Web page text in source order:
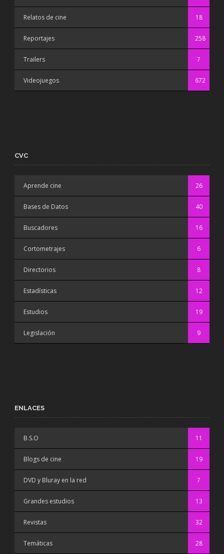
Relatos de cine 18
Reportajes 258
Trailers 7
Videojuegos 672
CVC
Aprende cine 26
Bases de Datos 40
Buscadores 16
Cortometrajes 6
Directorios 8
Estadísticas 12
Estudios 19
Legislación 9
ENLACES
B.S.O 11
Blogs de cine 19
DVD y Bluray en la red 7
Grandes estudios 13
Revistas 32
Temáticas 28